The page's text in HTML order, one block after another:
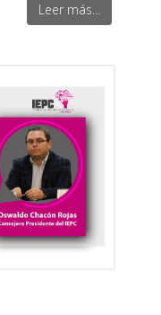
Leer más...